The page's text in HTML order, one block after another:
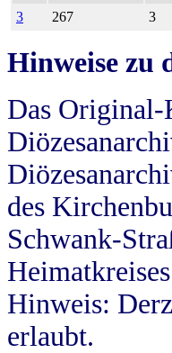
3
267 3
Hinweise zu
Das Original-
des
Schwank-
Hinweis:
erlaubt.